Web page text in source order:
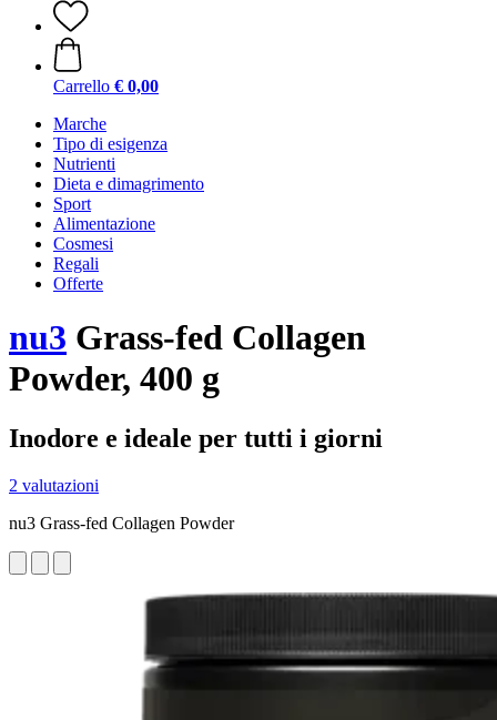
Carrello € 0,00
Marche
Tipo di esigenza
Nutrienti
Dieta e dimagrimento
Sport
Alimentazione
Cosmesi
Regali
Offerte
nu3 Grass-fed Collagen
Powder, 400 g
Inodore e ideale per tutti i giorni
2 valutazioni
nu3 Grass-fed Collagen Powder